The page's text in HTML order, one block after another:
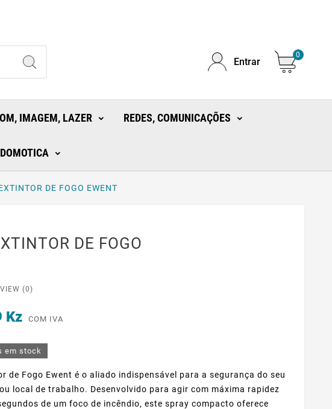
Entrar
0
IMAGEM, LAZER REDES, COMUNICAÇÕES
DE FOGO EWENT
DE FOGO
(0)
Kz COM IVA
em stock
de Fogo Ewent é o aliado indispensável para a segurança do seu
local de trabalho. Desenvolvido para agir com máxima rapidez
de um foco de incêndio, este spray compacto oferece